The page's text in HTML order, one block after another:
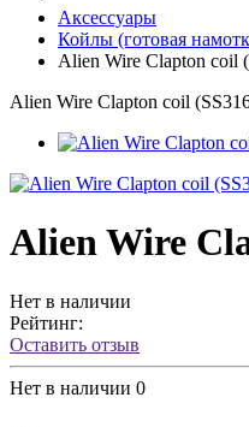
Аксессуары
Койлы (готовая
Alien Wire Clapton coil
Alien Wire Clapton coil
Alien Wire
Нет в наличии
Рейтинг:
Оставить отзыв
Нет в наличии 0